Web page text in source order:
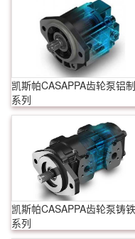
凯斯帕CASAPPA齿轮泵铝
系列
凯斯帕CASAPPA齿轮泵铸
系列